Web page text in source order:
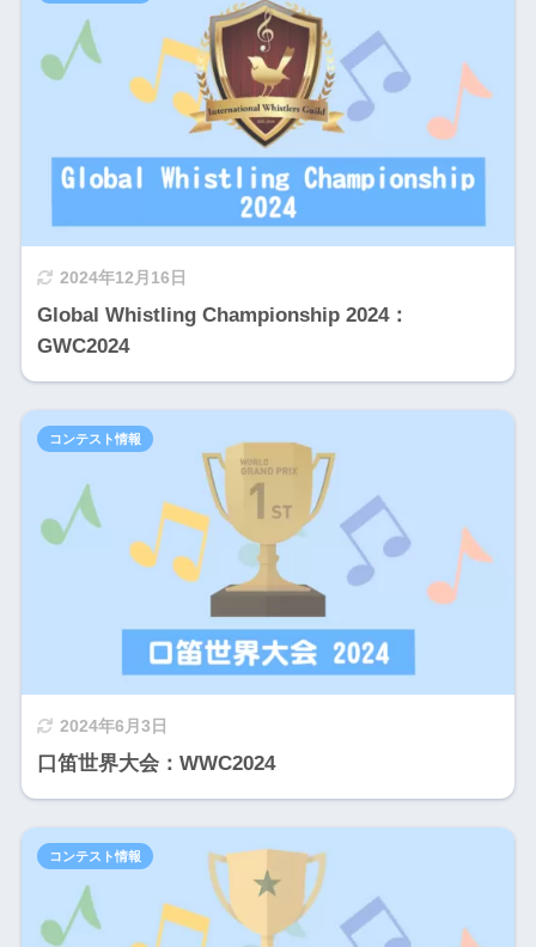
2024年12月16日
Global Whistling Championship 2024：
GWC2024
2024年6月3日
口笛世界大会：WWC2024
コンテスト情報
コンテスト情報